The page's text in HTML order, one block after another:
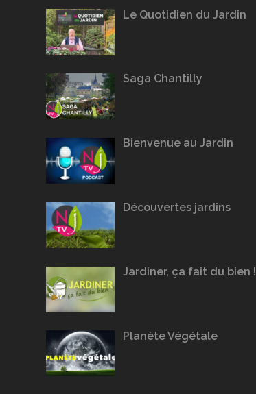
Le Quotidien du Jardin
Saga Chantilly
Bienvenue au Jardin
Découvertes jardins
Jardiner, ça fait du bien !
Planète Végétale